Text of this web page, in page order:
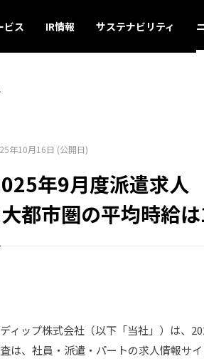
ビス IR情報 サステナビリティ
年10月16日 (公開日)
年9月度派遣求人
都市圏の平均時給
ィップ株式会社（以下「当社」）は、
は、社員・派遣・パートの求人情報サ